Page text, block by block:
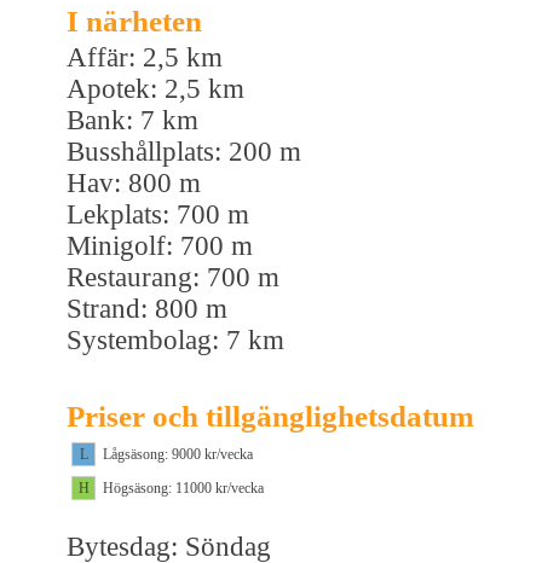
I närheten
Affär: 2,5 km
Apotek: 2,5 km
Bank: 7 km
Busshållplats: 200 m
Hav: 800 m
Lekplats: 700 m
Minigolf: 700 m
Restaurang: 700 m
Strand: 800 m
Systembolag: 7 km
Priser och tillgänglighetsdatum
L
Lågsäsong: 9000 kr/vecka
H
Högsäsong: 11000 kr/vecka
Bytesdag: Söndag